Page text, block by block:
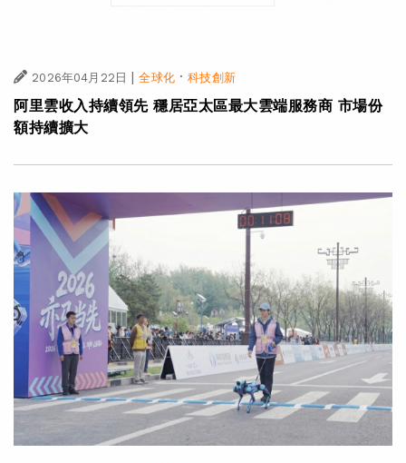
2026年04月22日 | 全球化·科技創新
阿里雲收入持續領先 穩居亞太區最大雲端服務商 市場份
額持續擴大